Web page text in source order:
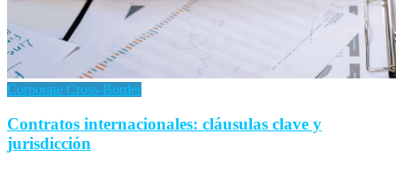
Corporate Cross-Border
Contratos internacionales: cláusulas clave y
jurisdicción